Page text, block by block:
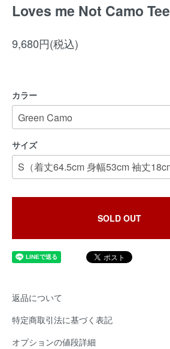
Loves me Not Camo Tee
9,680円(税込)
カラー
サイズ
SOLD OUT
返品について
特定商取引法に基づく表記
オプションの値段詳細